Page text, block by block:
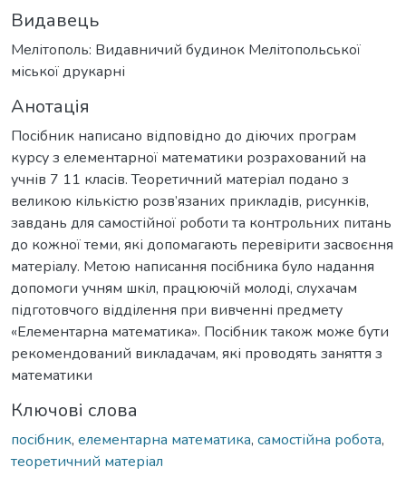
Видавець
Мелітополь: Видавничий будинок Мелітопольської
міської друкарні
Анотація
Посібник написано відповідно до діючих програм
курсу з елементарної математики розрахований на
учнів 7 11 класів. Теоретичний матеріал подано з
великою кількістю розв’язаних прикладів, рисунків,
завдань для самостійної роботи та контрольних питань
до кожної теми, які допомагають перевірити засвоєння
матеріалу. Метою написання посібника було надання
допомоги учням шкіл, працюючій молоді, слухачам
підготовчого відділення при вивченні предмету
«Елементарна математика». Посібник також може бути
рекомендований викладачам, які проводять заняття з
математики
Ключові слова
посібник, елементарна математика, самостійна робота,
теоретичний матеріал